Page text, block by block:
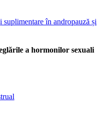
suplimentare în andropauză și
a hormonilor sexuali